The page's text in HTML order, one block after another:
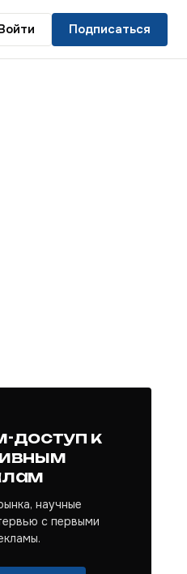
Подписаться
доступ к
научные
с первыми